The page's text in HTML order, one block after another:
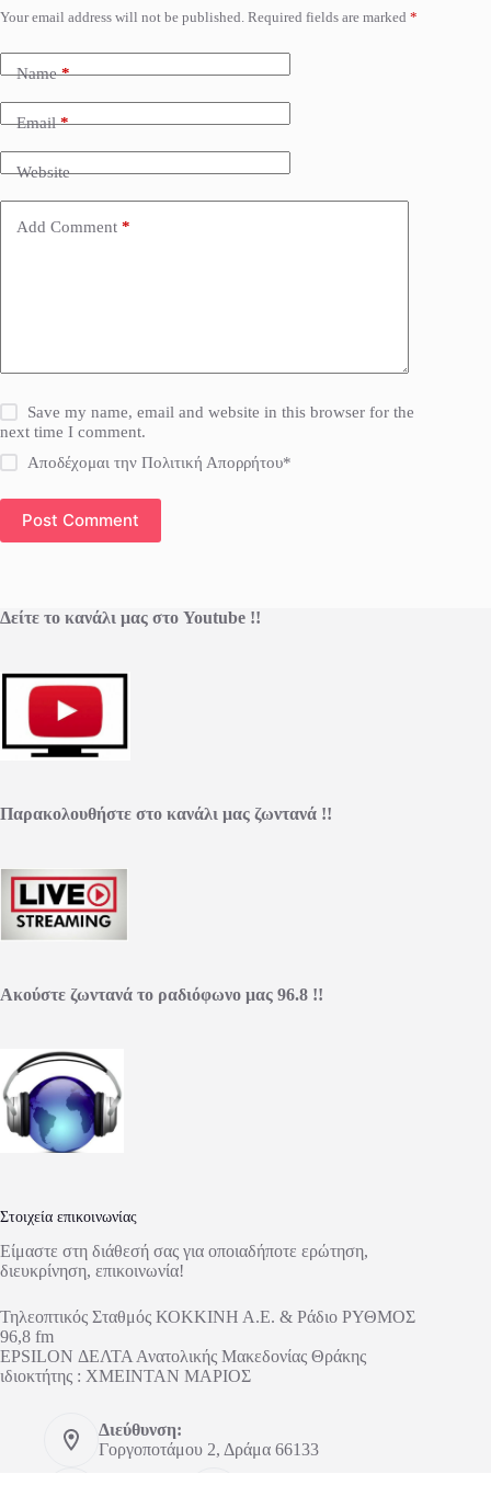
Your email address will not be published. Required fields are marked *
Name*
Email*
Website
Add Comment *
Save my name, email and website in this browser for the
next time I comment.
Αποδέχομαι την Πολιτική Απορρήτου*
Post Comment
Δείτε το κανάλι μας στο Youtube !!
Παρακολουθήστε στο κανάλι μας ζωντανά !!
Ακούστε ζωντανά το ραδιόφωνο μας 96.8 !!
Στοιχεία επικοινωνίας
Είμαστε στη διάθεσή σας για οποιαδήποτε ερώτηση,
διευκρίνηση, επικοινωνία!
Τηλεοπτικός Σταθμός ΚΟΚΚΙΝΗ Α.Ε. & Ράδιο ΡΥΘΜΟΣ
96,8 fm
EPSILON ΔΕΛΤΑ Ανατολικής Μακεδονίας Θράκης
ιδιοκτήτης : ΧΜΕΙΝΤΑΝ ΜΑΡΙΟΣ
Διεύθυνση:
Γοργοποτάμου 2, Δράμα 66133